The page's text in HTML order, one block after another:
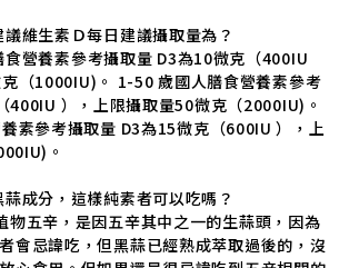
維生素Ｄ每日建議攝取量為？
營養素參考攝取量 D3為10微克（400IU
（1000IU)。 1-50 歲國人膳食營養素參考
400IU ），上限攝取量50微克（2000IU)。
素參考攝取量 D3為15微克（600IU ），上
。
成分，這樣純素者可以吃嗎？
物五辛，是因五辛其中之一的生蒜頭，因為
會忌諱吃，但黑蒜已經熟成萃取過後的，沒